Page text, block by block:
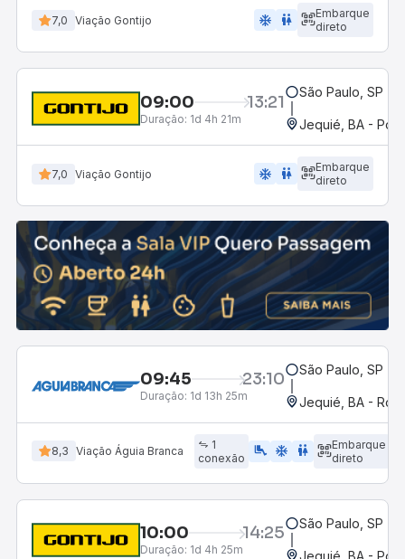
7,0 Viação Gontijo ac_unit wc
Embarque
direto
09:00 13:21
Duração: 1d 4h 21m
São Paulo, SP -
Jequié, BA -
7,0 Viação Gontijo ac_unit wc
Embarque
direto
09:45 23:10
Duração: 1d 13h 25m
São Paulo, SP -
Jequié, BA -
8,3 Viação Águia Branca
1
conexão
airline_seat_legroom_extra ac_unit WC
Embarque
direto
10:00 14:25
Duração: 1d 4h 25m
São Paulo, SP -
Jequié, BA -